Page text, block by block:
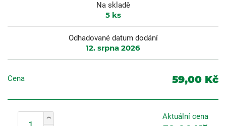
Na skladě
5ks
Odhadované datum dodání
12. srpna 2026
Cena 59,00 Kč
Aktuální cena